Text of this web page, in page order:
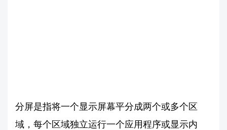
分屏是指将一个显示屏幕平分成两个或多个区
域，每个区域独立运行一个应用程序或显示内